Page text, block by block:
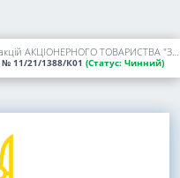
Щодо реєстрації випуску акцій АКЦІОНЕРНОГО ТОВАРИСТВА "ЗАКРИТИЙ НЕДИВЕРСИФІКОВАНИЙ ВЕНЧУРНИЙ КОРПОРАТИВНИЙ ІНВЕСТИЦІЙНИЙ ФОНД "БЛЕК СОЙЛ", що здійснюється з метою спільного інвестування, та проспекту емісії цих акцій
№ 11/21/1388/К01 (Статус: Чинний)